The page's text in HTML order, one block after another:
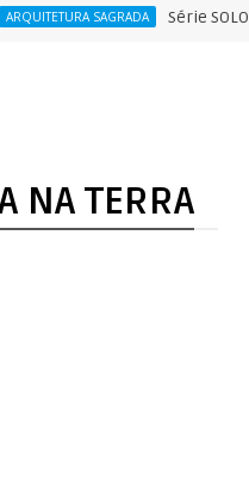
SAGRADA Série SOLO
NA TERRA